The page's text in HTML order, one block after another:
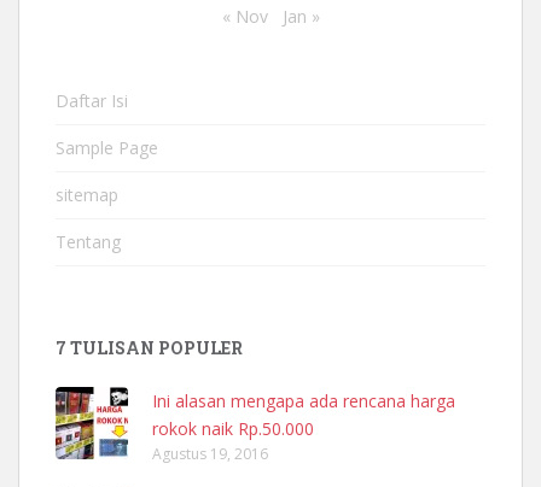
« Nov Jan »
Daftar Isi
Sample Page
sitemap
Tentang
7 TULISAN POPULER
Ini alasan mengapa ada rencana harga
rokok naik Rp.50.000
Agustus 19, 2016